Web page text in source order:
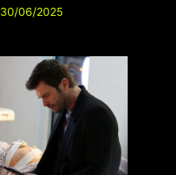
30/06/2025